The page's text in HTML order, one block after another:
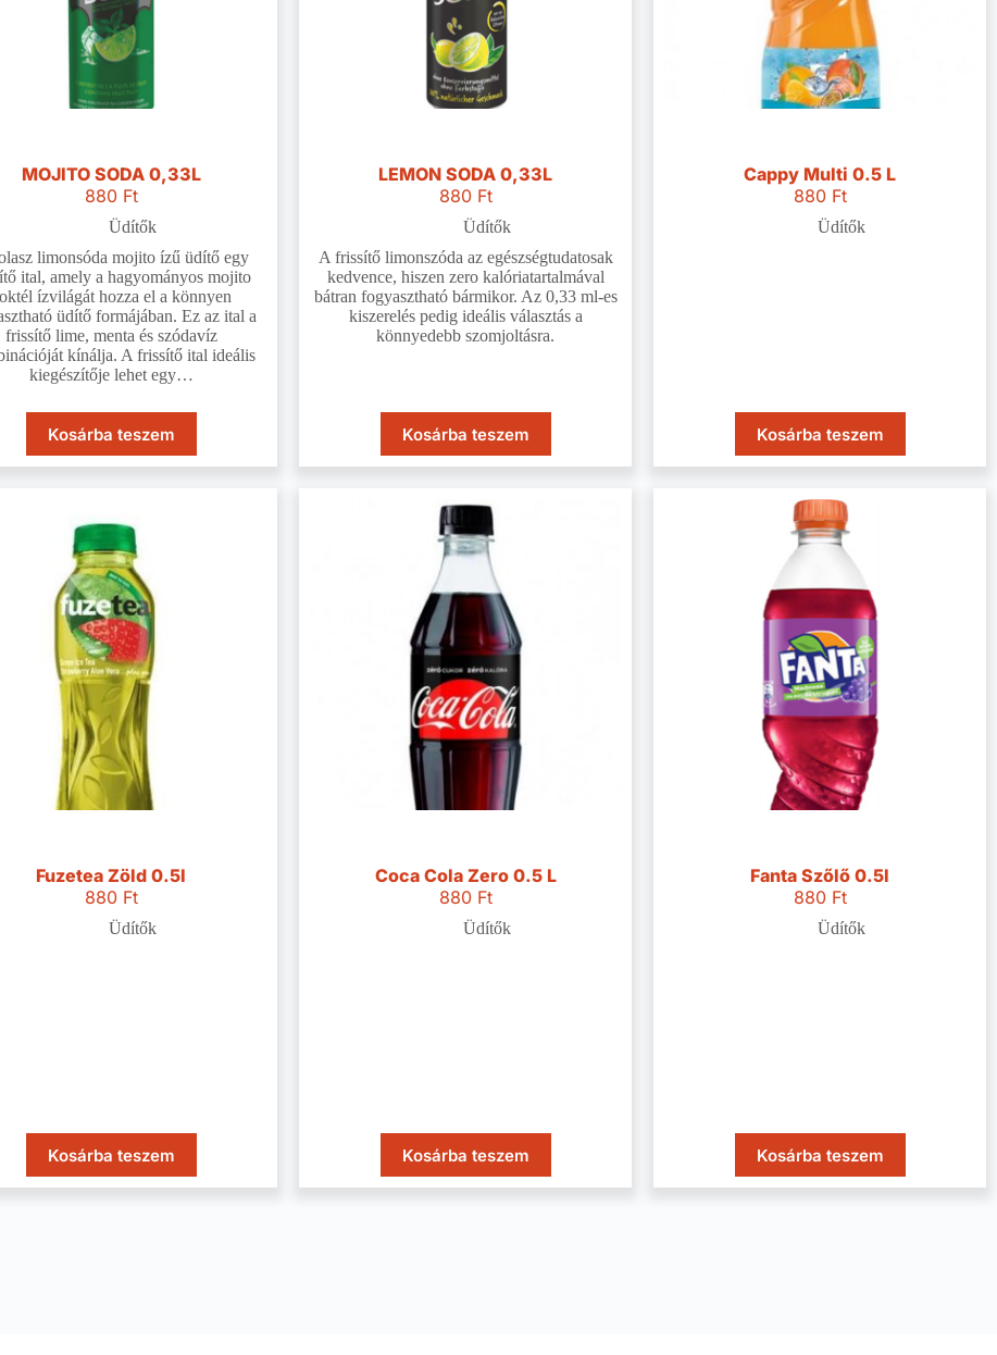
MOJITO SODA 0,33L
880 Ft
Üdítők
limonsóda mojito ízű üdítő egy
ital, amely a hagyományos mojito
ízvilágát hozza el a könnyen
üdítő formájában. Ez az ital a
frissítő lime, menta és szódavíz
kínálja. A frissítő ital ideális
kiegészítője lehet egy…
Kosárba teszem
LEMON SODA 0,33L
880 Ft
Üdítők
A frissítő limonszóda az egészségtudatosak
kedvence, hiszen zero kalóriatartalmával
bátran fogyasztható bármikor. Az 0,33 ml-es
kiszerelés pedig ideális választás a
könnyedebb szomjoltásra.
Kosárba teszem
Cappy Multi 0.5 L
880 Ft
Üdítők
Kosárba teszem
Fuzetea Zöld 0.5l
880 Ft
Üdítők
Kosárba teszem
Coca Cola Zero 0.5 L
880 Ft
Üdítők
Kosárba teszem
Fanta Szőlő 0.5l
880 Ft
Üdítők
Kosárba teszem